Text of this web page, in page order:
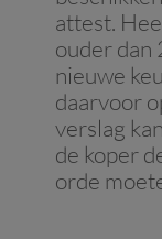
attest.
ouder dan
nieuwe
daarvoor
verslag
de koper
orde